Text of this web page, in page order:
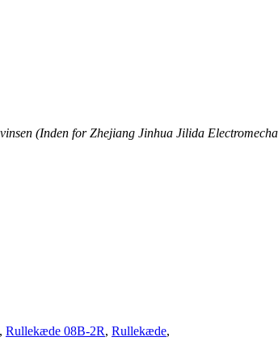
(Inden for Zhejiang Jinhua Jilida
, Rullekæde 08B-2R, Rullekæde,